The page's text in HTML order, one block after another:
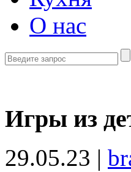
О нас
Игры из
29.05.23 |